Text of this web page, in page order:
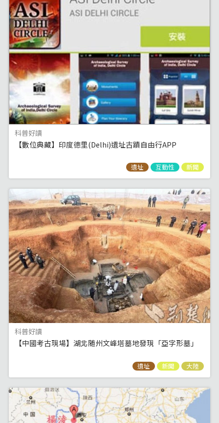
科普好讀
【數位典藏】印度德里(Delhi)遺址古蹟自由行APP
遺址 互動性 新聞
科普好讀
【中國考古現場】湖北随州文峰塔墓地發現「亞字形墓」
遺址 新聞 大陸